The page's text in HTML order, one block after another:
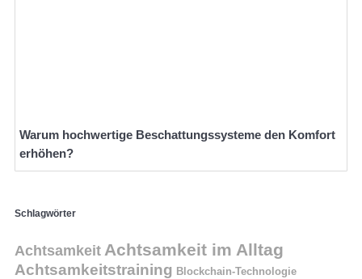
Warum hochwertige Beschattungssysteme den Komfort
erhöhen?
Schlagwörter
Achtsamkeit Achtsamkeit im Alltag
Achtsamkeitstraining Blockchain-Technologie